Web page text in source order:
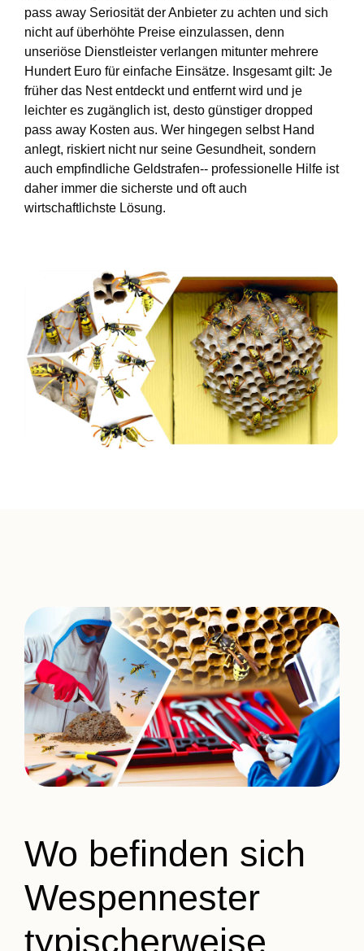
pass away Seriosität der Anbieter zu achten und sich
nicht auf überhöhte Preise einzulassen, denn
unseriöse Dienstleister verlangen mitunter mehrere
Hundert Euro für einfache Einsätze. Insgesamt gilt: Je
früher das Nest entdeckt und entfernt wird und je
leichter es zugänglich ist, desto günstiger dropped
pass away Kosten aus. Wer hingegen selbst Hand
anlegt, riskiert nicht nur seine Gesundheit, sondern
auch empfindliche Geldstrafen-- professionelle Hilfe ist
daher immer die sicherste und oft auch
wirtschaftlichste Lösung.
Wo befinden sich
Wespennester
typischerweise